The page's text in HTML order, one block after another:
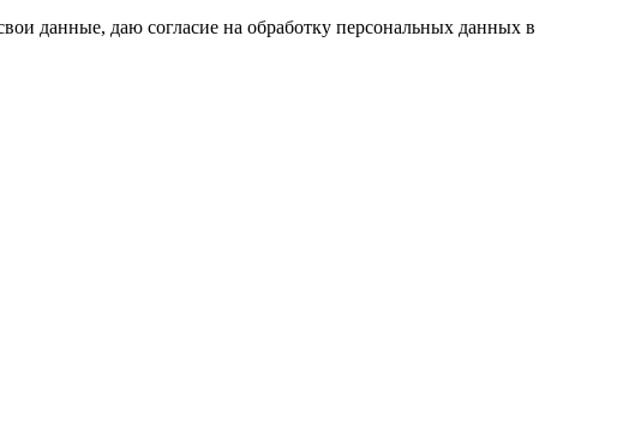
данные, даю согласие на обработку персональных данных в